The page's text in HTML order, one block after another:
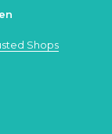
Shops